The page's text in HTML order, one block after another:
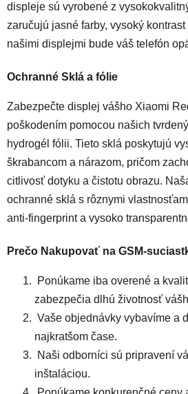
displeje sú vyrobené z
zaručujú jasné farby, vysoký
našimi displejmi bude váš telefón
Ochranné Sklá a fólie
Zabezpečte displej vášho Xiaomi
poškodením pomocou našich
hydrogél fólii. Tieto sklá poskytujú
škrabancom a nárazom, pričom
citlivosť dotyku a čistotu obrazu.
ochranné sklá s rôznymi
anti-fingerprint a vysoko
Prečo Nakupovať na GSM-
Ponúkame iba overené a
zabezpečia dlhú životnosť
Vaše objednávky vybavíme a
najkratšom čase.
Naši odborníci sú pripravení
inštaláciou.